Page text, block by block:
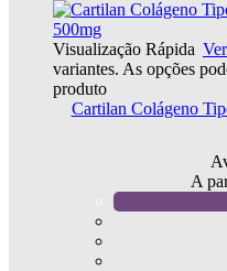
Visualização Rápida
variantes. As opções
produto
Cartilan Colágeno
A